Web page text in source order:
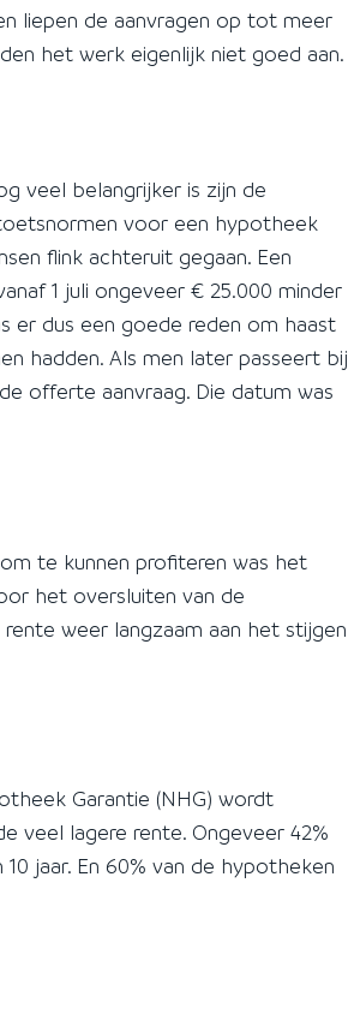
liepen de aanvragen op tot meer
het werk eigenlijk niet goed aan.
veel belangrijker is zijn de
voor een hypotheek
flink achteruit gegaan. Een
1 juli ongeveer € 25.000 minder
er dus een goede reden om haast
hadden. Als men later passeert bij
offerte aanvraag. Die datum was
te kunnen profiteren was het
het oversluiten van de
weer langzaam aan het stijgen
Garantie (NHG) wordt
veel lagere rente. Ongeveer 42%
jaar. En 60% van de hypotheken